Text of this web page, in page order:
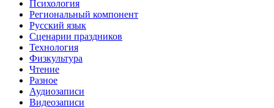
Психология
Региональный компонент
Русский язык
Сценарии праздников
Технология
Физкультура
Чтение
Разное
Аудиозаписи
Видеозаписи